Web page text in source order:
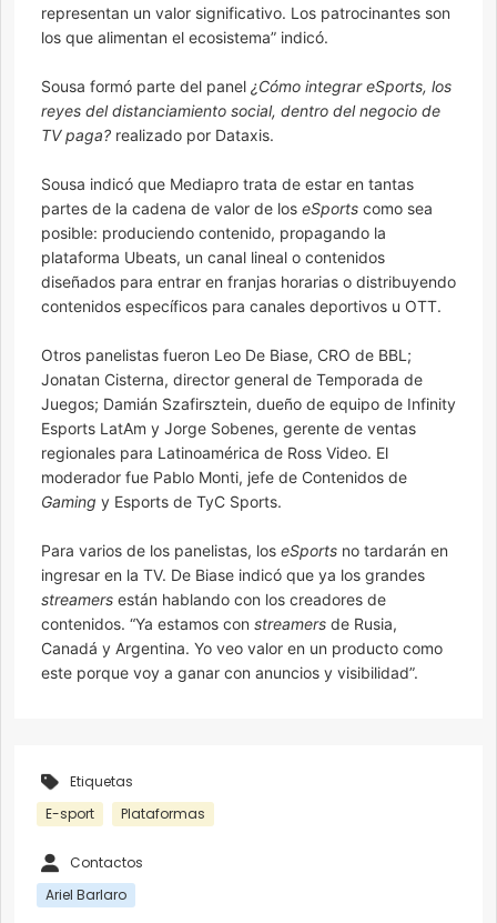
representan un valor significativo. Los patrocinantes son
los que alimentan el ecosistema” indicó.
Sousa formó parte del panel ¿Cómo integrar eSports, los
reyes del distanciamiento social, dentro del negocio de
TV paga? realizado por Dataxis.
Sousa indicó que Mediapro trata de estar en tantas
partes de la cadena de valor de los eSports como sea
posible: produciendo contenido, propagando la
plataforma Ubeats, un canal lineal o contenidos
diseñados para entrar en franjas horarias o distribuyendo
contenidos específicos para canales deportivos u OTT.
Otros panelistas fueron Leo De Biase, CRO de BBL;
Jonatan Cisterna, director general de Temporada de
Juegos; Damián Szafirsztein, dueño de equipo de Infinity
Esports LatAm y Jorge Sobenes, gerente de ventas
regionales para Latinoamérica de Ross Video. El
moderador fue Pablo Monti, jefe de Contenidos de
Gaming y Esports de TyC Sports.
Para varios de los panelistas, los eSports no tardarán en
ingresar en la TV. De Biase indicó que ya los grandes
streamers están hablando con los creadores de
contenidos. “Ya estamos con streamers de Rusia,
Canadá y Argentina. Yo veo valor en un producto como
este porque voy a ganar con anuncios y visibilidad”.
Etiquetas
E-sport
Plataformas
Contactos
Ariel Barlaro